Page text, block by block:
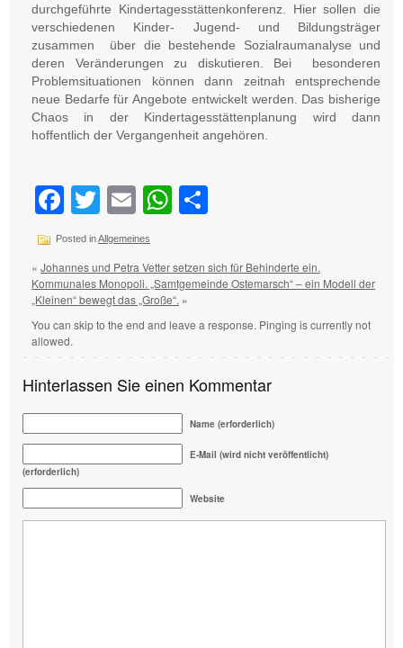
durchgeführte Kindertagesstättenkonferenz. Hier sollen die
verschiedenen Kinder- Jugend- und Bildungsträger
zusammen über die bestehende Sozialraumanalyse und
deren Veränderungen zu diskutieren. Bei besonderen
Problemsituationen können dann zeitnah entsprechende
neue Bedarfe für Angebote entwickelt werden. Das bisherige
Chaos in der Kindertagesstättenplanung wird dann
hoffentlich der Vergangenheit angehören.
Facebook
Twitter
EmailWhatsApp
Posted inAllgemeines
« Johannes und Petra Vetter setzen sich für Behinderte ein.
Kommunales Monopoli. „Samtgemeinde Ostemarsch“ – ein Modell der
„Kleinen“ bewegt das „Große“. »
You can skip to the end and leave a response. Pinging is currently not
allowed.
Hinterlassen Sie einen Kommentar
Name (erforderlich)
E-Mail (wird nicht veröffentlicht)
(erforderlich)
Website